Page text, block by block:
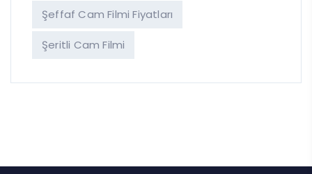
Şeffaf Cam Filmi Fiyatları
Şeritli Cam Filmi